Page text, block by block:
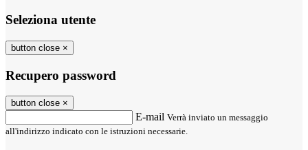
Seleziona utente
button close ×
Recupero password
button close ×
E-mail Verrà inviato un messaggio
all'indirizzo indicato con le istruzioni necessarie.